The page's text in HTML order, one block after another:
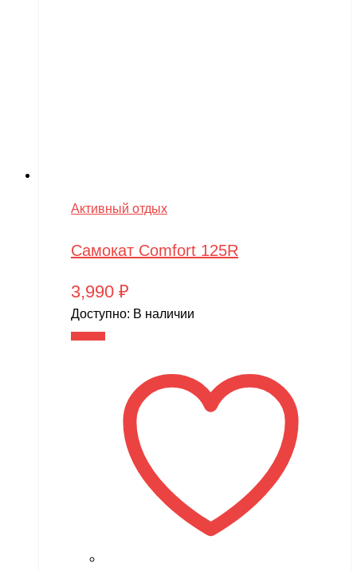
Активный отдых
Самокат Comfort 125R
3,990 ₽
Доступно: В наличии